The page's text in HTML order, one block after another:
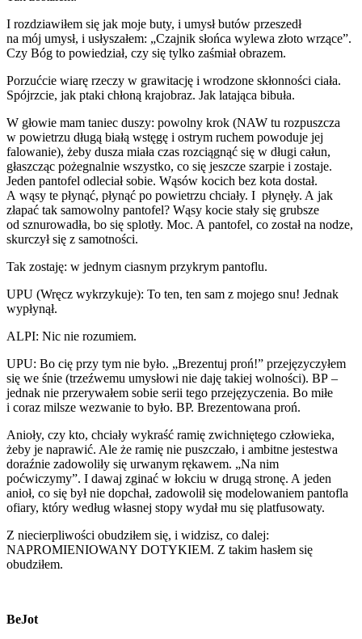
I rozdziawiłem się jak moje buty, i umysł butów przeszedł
na mój umysł, i usłyszałem: „Czajnik słońca wylewa złoto wrzące”.
Czy Bóg to powiedział, czy się tylko zaśmiał obrazem.
Porzućcie wiarę rzeczy w grawitację i wrodzone skłonności ciała.
Spójrzcie, jak ptaki chłoną krajobraz. Jak latająca bibuła.
W głowie mam taniec duszy: powolny krok (NAW tu rozpuszcza
w powietrzu długą białą wstęgę i ostrym ruchem powoduje jej
falowanie), żeby dusza miała czas rozciągnąć się w długi całun,
głaszcząc pożegnalnie wszystko, co się jeszcze szarpie i zostaje.
Jeden pantofel odleciał sobie. Wąsów kocich bez kota dostał.
A wąsy te płynąć, płynąć po powietrzu chciały. I płynęły. A jak
złapać tak samowolny pantofel? Wąsy kocie stały się grubsze
od sznurowadła, bo się splotły. Moc. A pantofel, co został na nodze,
skurczył się z samotności.
Tak zostaję: w jednym ciasnym przykrym pantoflu.
UPU (Wręcz wykrzykuje): To ten, ten sam z mojego snu! Jednak
wypłynął.
ALPI: Nic nie rozumiem.
UPU: Bo cię przy tym nie było. „Brezentuj proń!” przejęzyczyłem
się we śnie (trzeźwemu umysłowi nie daję takiej wolności). BP –
jednak nie przerywałem sobie serii tego przejęzyczenia. Bo miłe
i coraz milsze wezwanie to było. BP. Brezentowana proń.
Anioły, czy kto, chciały wykraść ramię zwichniętego człowieka,
żeby je naprawić. Ale że ramię nie puszczało, i ambitne jestestwa
doraźnie zadowoliły się urwanym rękawem. „Na nim
poćwiczymy”. I dawaj zginać w łokciu w drugą stronę. A jeden
anioł, co się był nie dopchał, zadowolił się modelowaniem pantofla
ofiary, który według własnej stopy wydał mu się platfusowaty.
Z niecierpliwości obudziłem się, i widzisz, co dalej:
NAPROMIENIOWANY DOTYKIEM. Z takim hasłem się
obudziłem.
BeJot